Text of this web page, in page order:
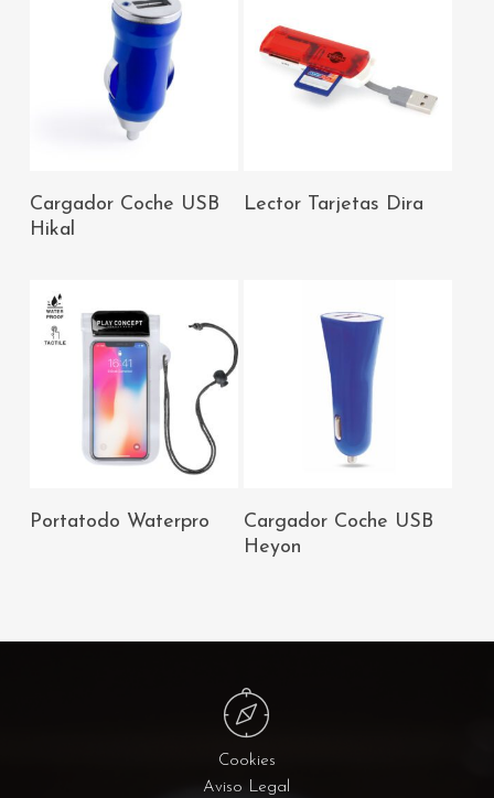
AÑADIR AL
Cargador Coche USB
Hikal
AÑADIR AL
Lector Tarjetas Dira
AÑADIR AL
Portatodo Waterpro
AÑADIR AL
Cargador Coche USB
Heyon
Cookies
Aviso Legal